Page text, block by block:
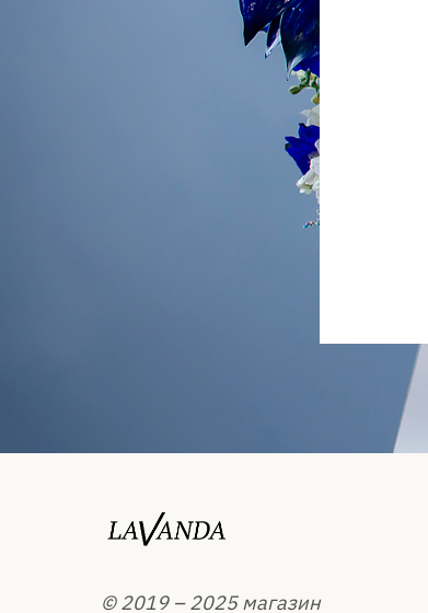
© 2019 – 2025 магазин